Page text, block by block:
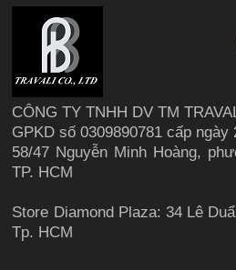
CÔNG TY TNHH DV TM
GPKD số 0309890781 cấp ngày
58/47 Nguyễn Minh Hoàng,
TP. HCM
Store Diamond Plaza: 34 Lê
Tp. HCM